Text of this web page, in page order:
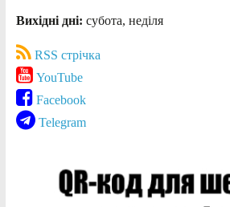
Вихідні дні: субота, неділя
RSS стрічка
YouTube
Facebook
Telegram